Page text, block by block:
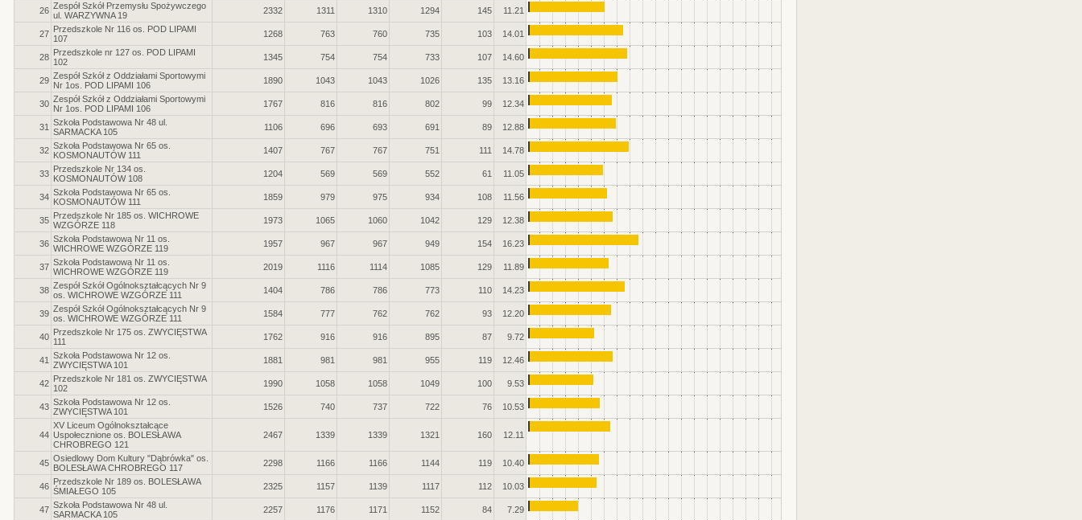
26 Zespół Szkół Przemysłu Spożywczego
ul. WARZYWNA 19
2332 1311 1310 1294 145 11.21
27 Przedszkole Nr 116 os. POD LIPAMI
107
1268 763 760 735 103 14.01
28 Przedszkole nr 127 os. POD LIPAMI
102
1345 754 754 733 107 14.60
29 Zespół Szkół z Oddziałami Sportowymi
Nr 1os. POD LIPAMI 106
1890 1043 1043 1026 135 13.16
30 Zespół Szkół z Oddziałami Sportowymi
Nr 1os. POD LIPAMI 106
1767 816 816 802 99 12.34
31 Szkoła Podstawowa Nr 48 ul.
SARMACKA 105
1106 696 693 691 89 12.88
32 Szkoła Podstawowa Nr 65 os.
KOSMONAUTÓW 111
1407 767 767 751 111 14.78
33 Przedszkole Nr 134 os.
KOSMONAUTÓW 108
1204 569 569 552 61 11.05
34 Szkoła Podstawowa Nr 65 os.
KOSMONAUTÓW 111
1859 979 975 934 108 11.56
35 Przedszkole Nr 185 os. WICHROWE
WZGÓRZE 118
1973 1065 1060 1042 129 12.38
36 Szkoła Podstawowa Nr 11 os.
WICHROWE WZGÓRZE 119
1957 967 967 949 154 16.23
37 Szkoła Podstawowa Nr 11 os.
WICHROWE WZGÓRZE 119
2019 1116 1114 1085 129 11.89
38 Zespół Szkół Ogólnokształcących Nr 9
os. WICHROWE WZGÓRZE 111
1404 786 786 773 110 14.23
39 Zespół Szkół Ogólnokształcących Nr 9
os. WICHROWE WZGÓRZE 111
1584 777 762 762 93 12.20
40 Przedszkole Nr 175 os. ZWYCIĘSTWA
111
1762 916 916 895 87 9.72
41 Szkoła Podstawowa Nr 12 os.
ZWYCIĘSTWA 101
1881 981 981 955 119 12.46
42 Przedszkole Nr 181 os. ZWYCIĘSTWA
102
1990 1058 1058 1049 100 9.53
43 Szkoła Podstawowa Nr 12 os.
ZWYCIĘSTWA 101
1526 740 737 722 76 10.53
44
XV Liceum Ogólnokształcące
Uspołecznione os. BOLESŁAWA
CHROBREGO 121
2467 1339 1339 1321 160 12.11
45 Osiedlowy Dom Kultury "Dąbrówka" os.
BOLESŁAWA CHROBREGO 117
2298 1166 1166 1144 119 10.40
46 Przedszkole Nr 189 os. BOLESŁAWA
ŚMIAŁEGO 105
2325 1157 1139 1117 112 10.03
47 Szkoła Podstawowa Nr 48 ul.
SARMACKA 105
2257 1176 1171 1152 84 7.29